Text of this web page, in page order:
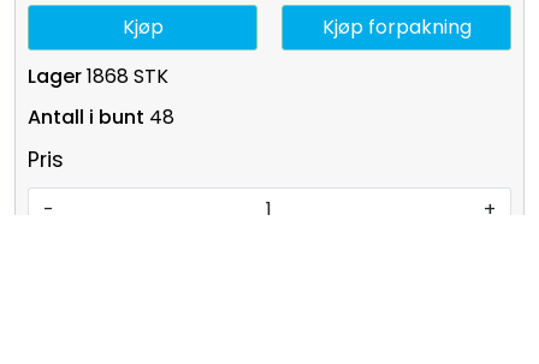
1868 STK
48
Pris
- +
Kjøp Kjøp forpakning